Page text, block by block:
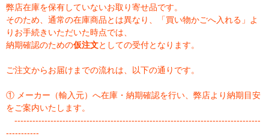
弊店在庫を保有していないお取り寄せ品です。
そのため、通常の在庫商品とは異なり、「買い物かごへ入れる」よ
りお手続きいただいた時点では、
納期確認のための仮注文としての受付となります。
ご注文からお届けまでの流れは、以下の通りです。
① メーカー（輸入元）へ在庫・納期確認を行い、弊店より納期目安
をご案内いたします。
----------------------------------------------------------------------------------
-----------